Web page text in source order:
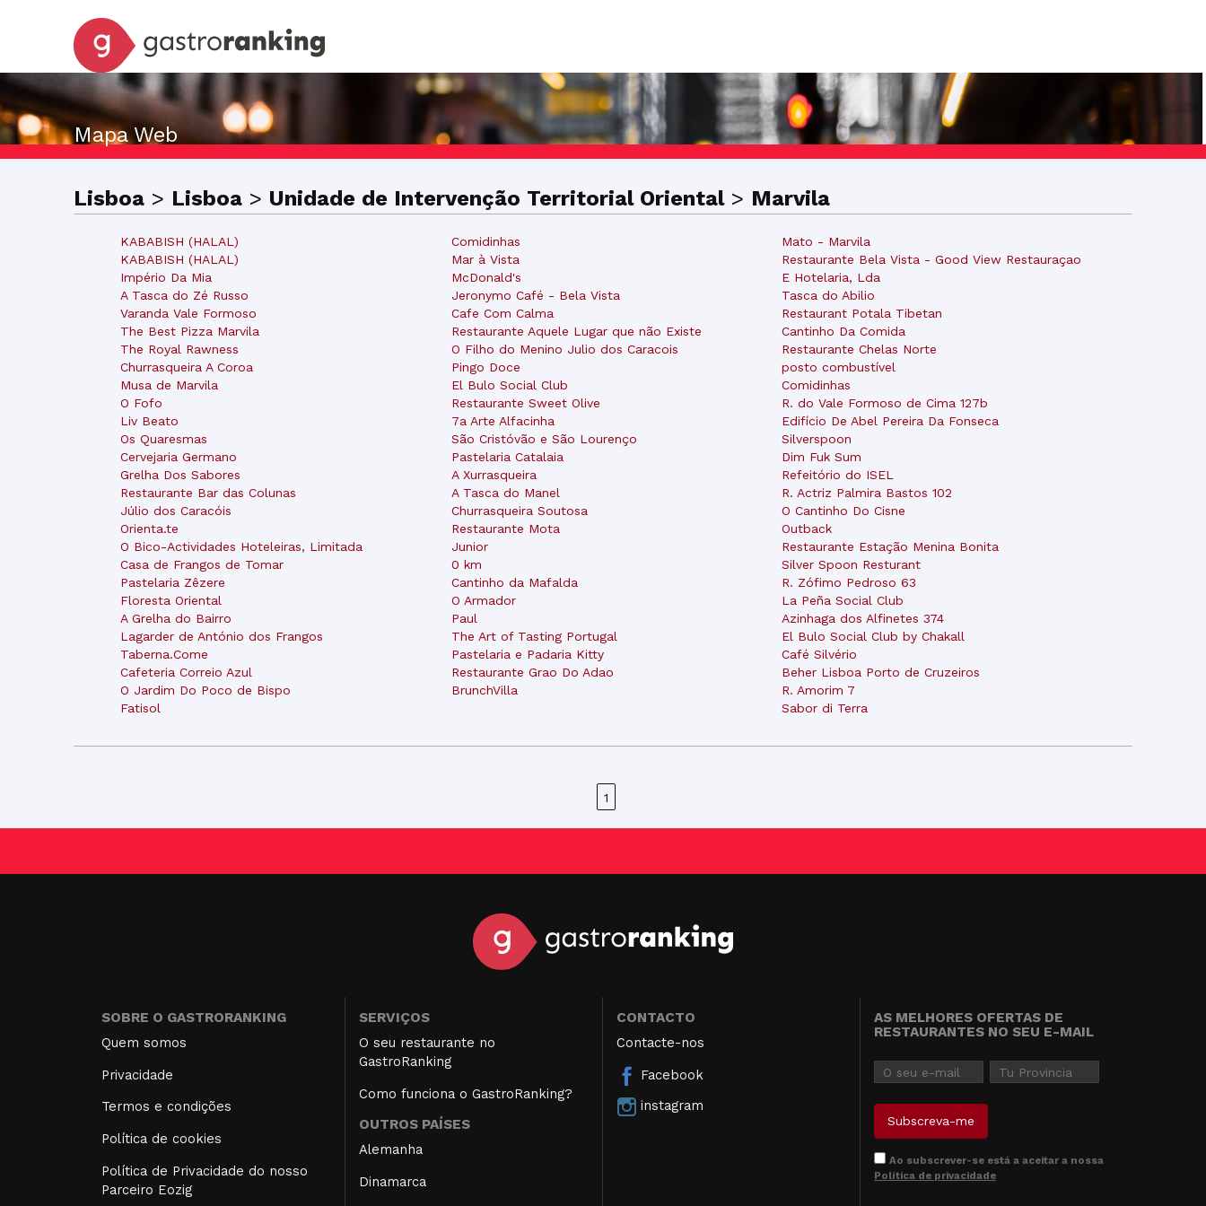
Mapa Web
Lisboa > Lisboa > Unidade de Intervenção Territorial Oriental> Marvila
KABABISH (HALAL)
KABABISH (HALAL)
Império Da Mia
A Tasca do Zé Russo
Varanda Vale Formoso
The Best Pizza Marvila
The Royal Rawness
Churrasqueira A Coroa
Musa de Marvila
O Fofo
Liv Beato
Os Quaresmas
Cervejaria Germano
Grelha Dos Sabores
Restaurante Bar das Colunas
Júlio dos Caracóis
Orienta.te
O Bico-Actividades Hoteleiras, Limitada
Casa de Frangos de Tomar
Pastelaria Zêzere
Floresta Oriental
A Grelha do Bairro
Lagarder de António dos Frangos
Taberna.Come
Cafeteria Correio Azul
O Jardim Do Poco de Bispo
Fatisol
Comidinhas
Mar à Vista
McDonald's
Jeronymo Café - Bela Vista
Cafe Com Calma
Restaurante Aquele Lugar que não Existe
O Filho do Menino Julio dos Caracois
Pingo Doce
El Bulo Social Club
Restaurante Sweet Olive
7a Arte Alfacinha
São Cristóvão e São Lourenço
Pastelaria Catalaia
A Xurrasqueira
A Tasca do Manel
Churrasqueira Soutosa
Restaurante Mota
Junior
0 km
Cantinho da Mafalda
O Armador
Paul
The Art of Tasting Portugal
Pastelaria e Padaria Kitty
Restaurante Grao Do Adao
BrunchVilla
Mato - Marvila
Restaurante Bela Vista - Good View Restauraçao
E Hotelaria, Lda
Tasca do Abilio
Restaurant Potala Tibetan
Cantinho Da Comida
Restaurante Chelas Norte
posto combustível
Comidinhas
R. do Vale Formoso de Cima 127b
Edifício De Abel Pereira Da Fonseca
Silverspoon
Dim Fuk Sum
Refeitório do ISEL
R. Actriz Palmira Bastos 102
O Cantinho Do Cisne
Outback
Restaurante Estação Menina Bonita
Silver Spoon Resturant
R. Zófimo Pedroso 63
La Peña Social Club
Azinhaga dos Alfinetes 374
El Bulo Social Club by Chakall
Café Silvério
Beher Lisboa Porto de Cruzeiros
R. Amorim 7
Sabor di Terra
1
SOBRE O GASTRORANKING
Quem somos
Privacidade
Termos e condições
Política de cookies
Política de Privacidade do nosso
Parceiro Eozig
SERVIÇOS
O seu restaurante no
GastroRanking
Como funciona o GastroRanking?
OUTROS PAÍSES
Alemanha
Dinamarca
CONTACTO
Contacte-nos
Facebook
instagram
AS MELHORES OFERTAS DE
RESTAURANTES NO SEU E-MAIL
Ao subscrever-se está a aceitar a nossa
Política de privacidade